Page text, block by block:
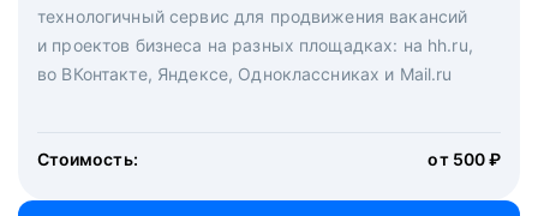
технологичный сервис для продвижения вакансий
и проектов бизнеса на разных площадках: на hh.ru,
во ВКонтакте, Яндексе, Одноклассниках и Mail.ru
Стоимость: от 500 ₽
hh.ru. Увеличивает количество откликов
маркетологи, рекрутеры и проектные менеджеры
hh.ru с целым набором digital-инструментов